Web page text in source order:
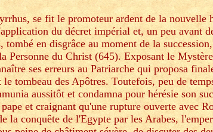
se fit le promoteur ardent de la nouvelle
du décret impérial et, un peu avant
en disgrâce au moment de la
Personne du Christ (645). Exposant le
ses erreurs au Patriarche qui proposa
tombeau des Apôtres. Toutefois, peu de
aussitôt et condamna pour hérésie son
et craignant qu'une rupture ouverte avec
la conquête de l'Egypte par les Arabes,